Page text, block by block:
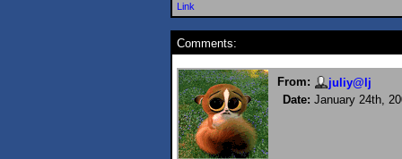
Link
Comments:
From:
juliy@lj
Date: January 24th,